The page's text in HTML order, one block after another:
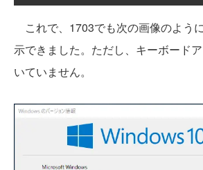
これで、1703でも次の画像のよう
示できました。ただし、キーボード
いていません。